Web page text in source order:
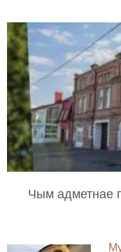
Чым адметнае